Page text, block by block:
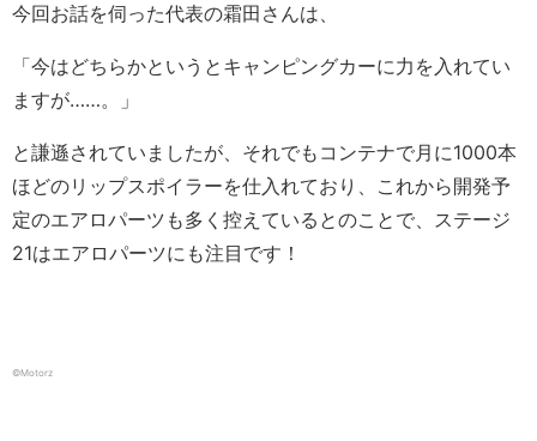
今回お話を伺った代表の霜田さんは、
「今はどちらかというとキャンピングカーに力を入れてい
ますが……。」
と謙遜されていましたが、それでもコンテナで月に1000本
ほどのリップスポイラーを仕入れており、これから開発予
定のエアロパーツも多く控えているとのことで、ステージ
21はエアロパーツにも注目です！
©︎Motorz